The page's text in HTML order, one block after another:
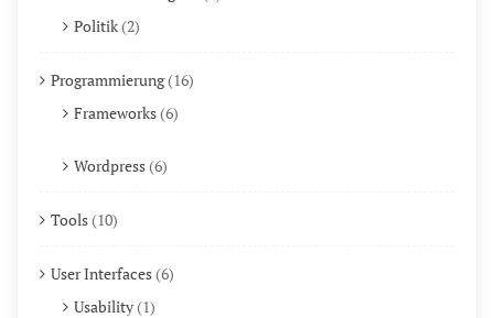
Politik (2)
Programmierung(16)
Frameworks (6)
Wordpress (6)
Tools (10)
User Interfaces (6)
Usability (1)